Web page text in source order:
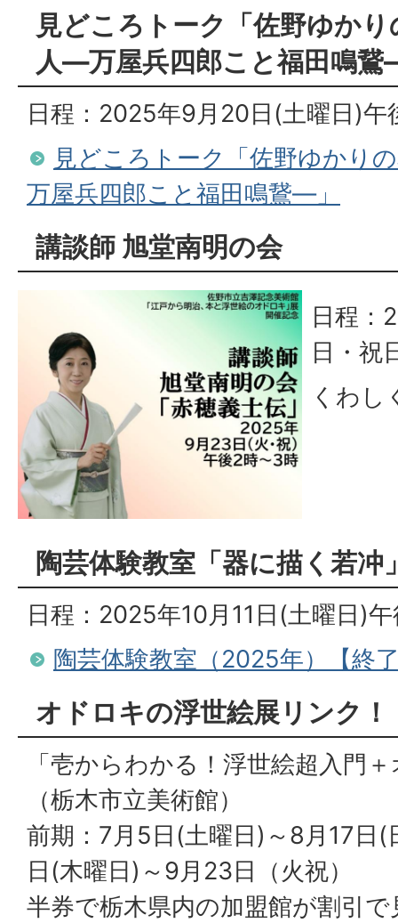
見どころトーク「佐野ゆか
人―万屋兵四郎こと福田鳴
日程：2025年9月20日(土曜日)午
見どころトーク「佐野ゆかり
万屋兵四郎こと福田鳴鵞―」
講談師 旭堂南明の会
日程：
日・祝
くわし
陶芸体験教室「器に描く若冲
日程：2025年10月11日(土曜日)
陶芸体験教室（2025年）【終
オドロキの浮世絵展リンク！
「壱からわかる！浮世絵超入門
（栃木市立美術館）
前期：7月5日(土曜日)～8月17日(
日(木曜日)～9月23日（火祝）
半券で栃木県内の加盟館が割引